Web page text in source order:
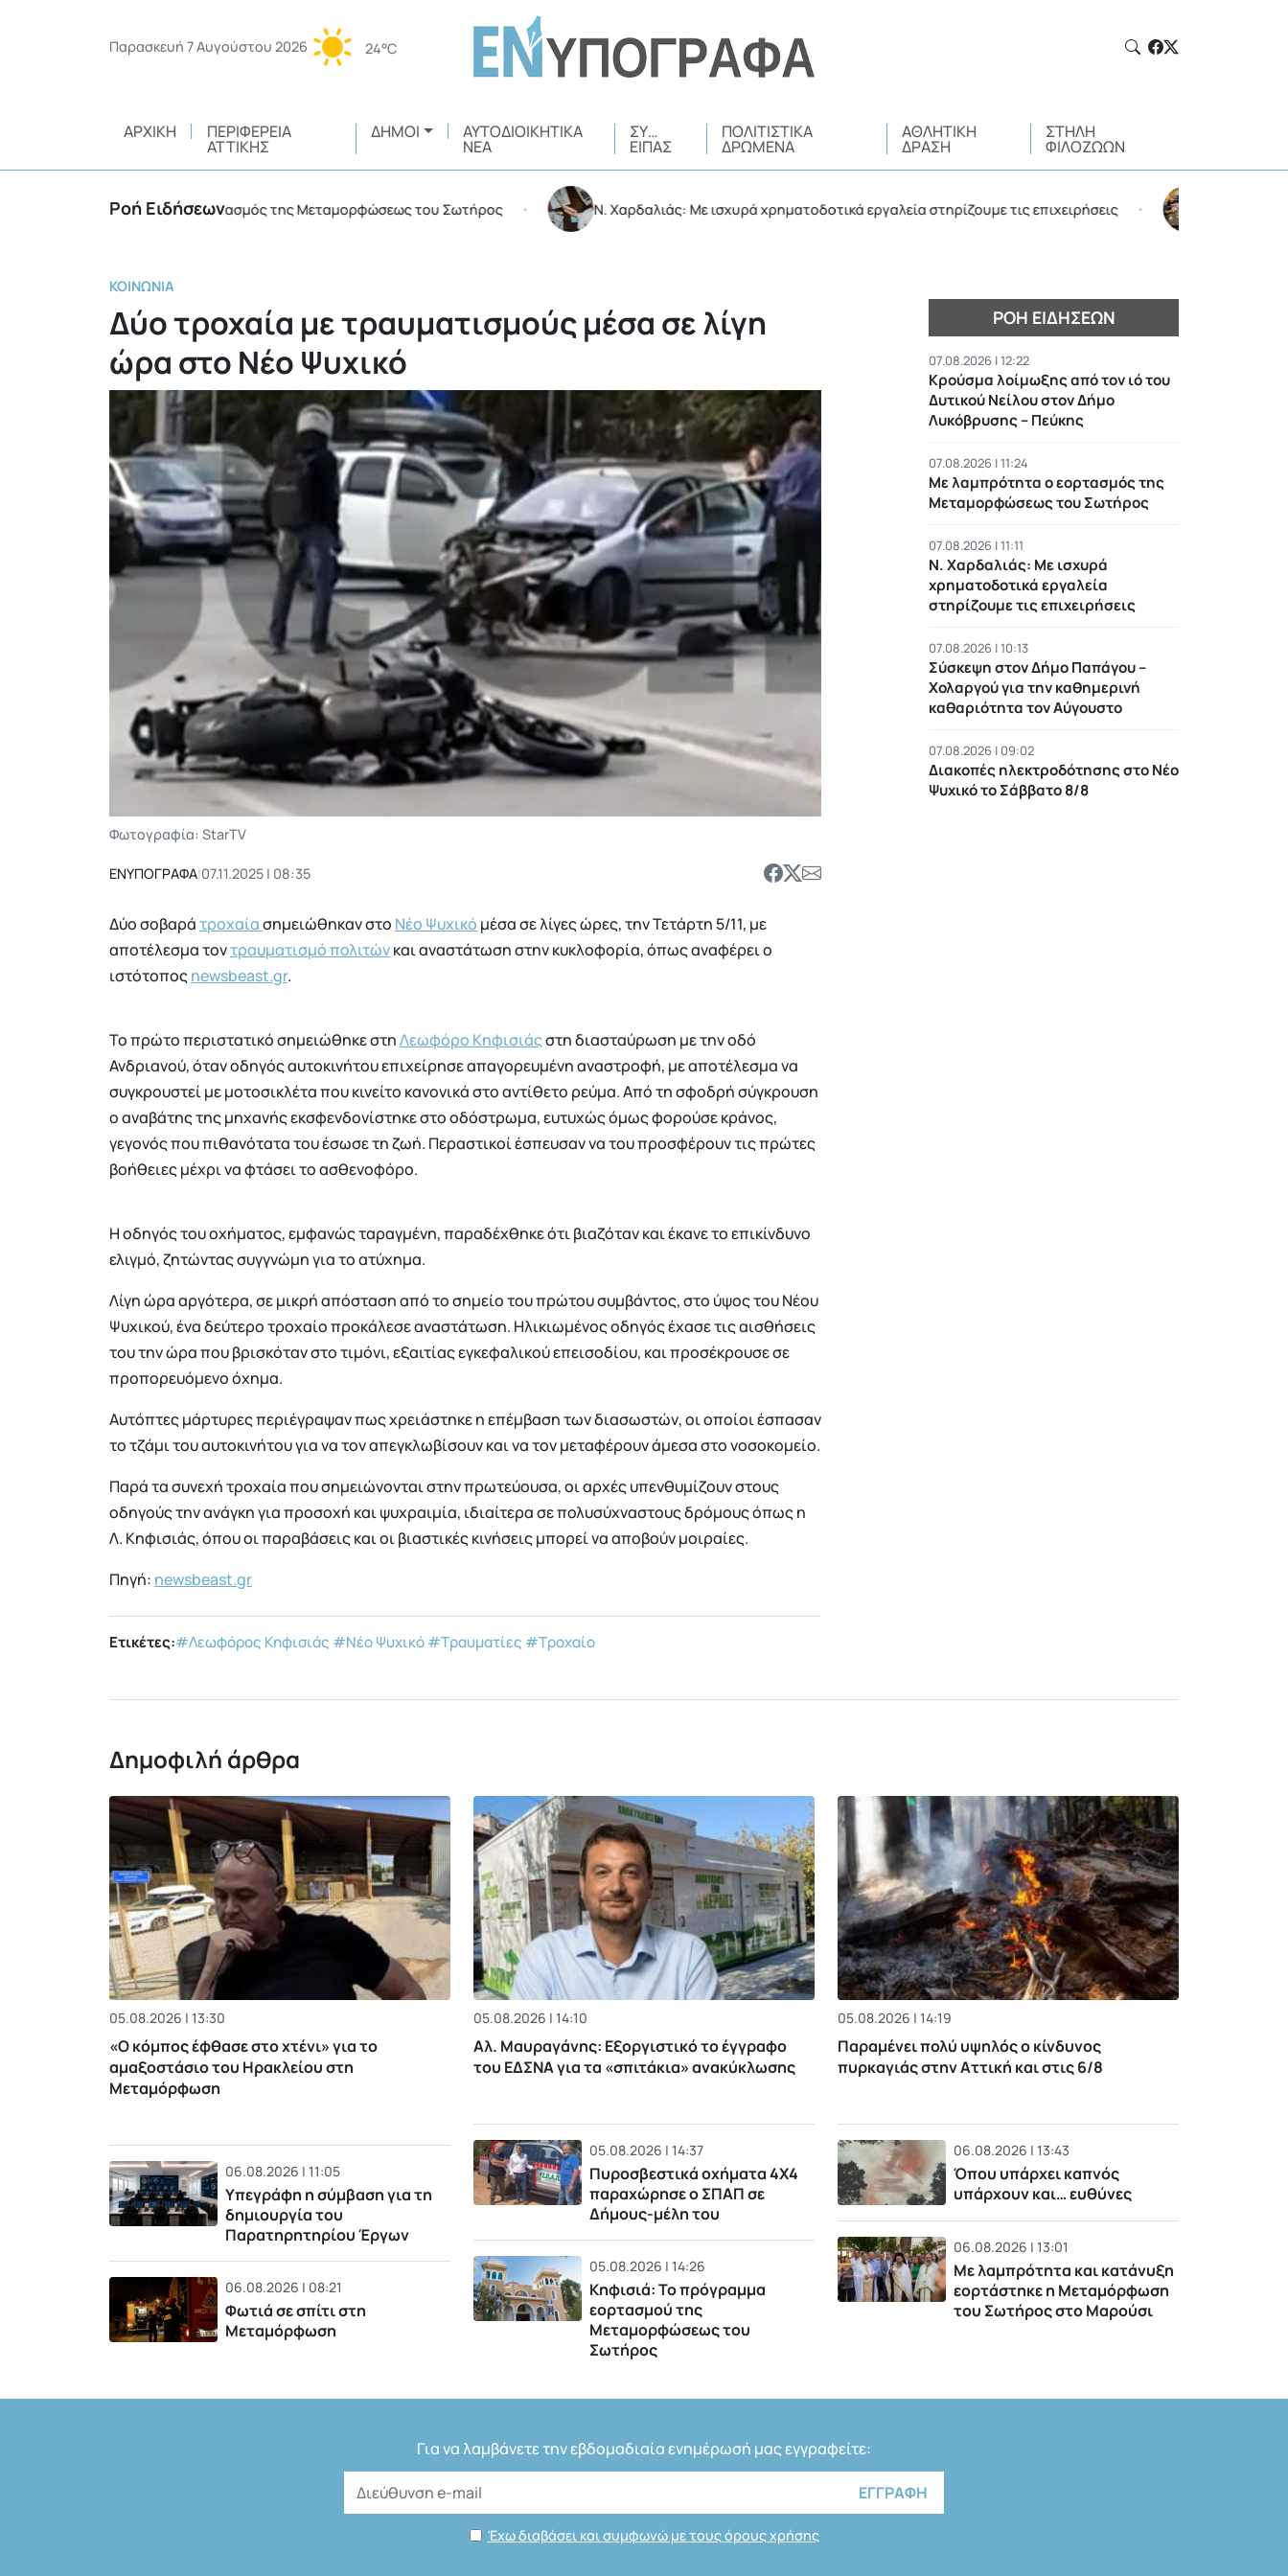
Παρασκευή 7 Αυγούστου 2026 24°C
ΑΡΧΙΚΉ ΠΕΡΙΦΈΡΕΙΑ
ΑΤΤΙΚΉΣ
ΔΉΜΟΙ ΑΥΤΟΔΙΟΙΚΗΤΙΚΆ
ΝΈΑ
ΣΥ…
ΕΊΠΑΣ
ΠΟΛΙΤΙΣΤΙΚΆ
ΔΡΏΜΕΝΑ
ΑΘΛΗΤΙΚΉ
ΔΡΆΣΗ
ΣΤΉΛΗ
ΦΙΛΌΖΩΩΝ
Ροή Ειδήσεων
Με λαμπρότητα ο εορτασμός της Μεταμορφώσεως του Σωτήρος • Ν. Χαρδαλιάς: Με ισχυρά χρηματοδοτικά εργαλεία στηρίζουμε τις επιχειρήσεις • Σύσκεψη στον
ΚΟΙΝΩΝΊΑ
Δύο τροχαία με τραυματισμούς μέσα σε λίγη
ώρα στο Νέο Ψυχικό
Φωτογραφία: StarTV
ΕΝΥΠΟΓΡΑΦΑ|07.11.2025 | 08:35
Δύο σοβαράτροχαίασημειώθηκαν στο Νέο Ψυχικό μέσα σε λίγες ώρες, την Τετάρτη 5/11, με
αποτέλεσμα τοντραυματισμό πολιτώνκαι αναστάτωση στην κυκλοφορία, όπως αναφέρει ο
ιστότοποςnewsbeast.gr.
Το πρώτο περιστατικό σημειώθηκε στηΛεωφόρο Κηφισιάςστη διασταύρωση με την οδό
Ανδριανού, όταν οδηγός αυτοκινήτου επιχείρησε απαγορευμένη αναστροφή, με αποτέλεσμα να
συγκρουστεί με μοτοσικλέτα που κινείτο κανονικά στο αντίθετο ρεύμα. Από τη σφοδρή σύγκρουση
ο αναβάτης της μηχανής εκσφενδονίστηκε στο οδόστρωμα, ευτυχώς όμως φορούσε κράνος,
γεγονός που πιθανότατα του έσωσε τη ζωή. Περαστικοί έσπευσαν να του προσφέρουν τις πρώτες
βοήθειες μέχρι να φτάσει το ασθενοφόρο.
Η οδηγός του οχήματος, εμφανώς ταραγμένη, παραδέχθηκε ότι βιαζόταν και έκανε το επικίνδυνο
ελιγμό, ζητώντας συγγνώμη για το ατύχημα.
Λίγη ώρα αργότερα, σε μικρή απόσταση από το σημείο του πρώτου συμβάντος, στο ύψος του Νέου
Ψυχικού, ένα δεύτερο τροχαίο προκάλεσε αναστάτωση. Ηλικιωμένος οδηγός έχασε τις αισθήσεις
του την ώρα που βρισκόταν στο τιμόνι, εξαιτίας εγκεφαλικού επεισοδίου, και προσέκρουσε σε
προπορευόμενο όχημα.
Αυτόπτες μάρτυρες περιέγραψαν πως χρειάστηκε η επέμβαση των διασωστών, οι οποίοι έσπασαν
το τζάμι του αυτοκινήτου για να τον απεγκλωβίσουν και να τον μεταφέρουν άμεσα στο νοσοκομείο.
Παρά τα συνεχή τροχαία που σημειώνονται στην πρωτεύουσα, οι αρχές υπενθυμίζουν στους
οδηγούς την ανάγκη για προσοχή και ψυχραιμία, ιδιαίτερα σε πολυσύχναστους δρόμους όπως η
Λ. Κηφισιάς, όπου οι παραβάσεις και οι βιαστικές κινήσεις μπορεί να αποβούν μοιραίες.
Πηγή: newsbeast.gr
Ετικέτες:#Λεωφόρος Κηφισιάς #Νέο Ψυχικό#Τραυματίες #Τροχαίο
ΡΟΉ ΕΙΔΉΣΕΩΝ
07.08.2026 | 12:22
Κρούσμα λοίμωξης από τον ιό του
Δυτικού Νείλου στον Δήμο
Λυκόβρυσης – Πεύκης
07.08.2026 | 11:24
Με λαμπρότητα ο εορτασμός της
Μεταμορφώσεως του Σωτήρος
07.08.2026 | 11:11
Ν. Χαρδαλιάς: Με ισχυρά
χρηματοδοτικά εργαλεία
στηρίζουμε τις επιχειρήσεις
07.08.2026 | 10:13
Σύσκεψη στον Δήμο Παπάγου –
Χολαργού για την καθημερινή
καθαριότητα τον Αύγουστο
07.08.2026 | 09:02
Διακοπές ηλεκτροδότησης στο Νέο
Ψυχικό το Σάββατο 8/8
Δημοφιλή άρθρα
05.08.2026 | 13:30
«Ο κόμπος έφθασε στο χτένι» για το
αμαξοστάσιο του Ηρακλείου στη
Μεταμόρφωση
06.08.2026 | 11:05
Υπεγράφη η σύμβαση για τη
δημιουργία του
Παρατηρητηρίου Έργων
06.08.2026 | 08:21
Φωτιά σε σπίτι στη
Μεταμόρφωση
05.08.2026 | 14:10
Αλ. Μαυραγάνης: Εξοργιστικό το έγγραφο
του ΕΔΣΝΑ για τα «σπιτάκια» ανακύκλωσης
05.08.2026 | 14:37
Πυροσβεστικά οχήματα 4Χ4
παραχώρησε ο ΣΠΑΠ σε
Δήμους-μέλη του
05.08.2026 | 14:26
Κηφισιά: Το πρόγραμμα
εορτασμού της
Μεταμορφώσεως του
Σωτήρος
05.08.2026 | 14:19
Παραμένει πολύ υψηλός ο κίνδυνος
πυρκαγιάς στην Αττική και στις 6/8
06.08.2026 | 13:43
Όπου υπάρχει καπνός
υπάρχουν και… ευθύνες
06.08.2026 | 13:01
Με λαμπρότητα και κατάνυξη
εορτάστηκε η Μεταμόρφωση
του Σωτήρος στο Μαρούσι
Για να λαμβάνετε την εβδομαδιαία ενημέρωσή μας εγγραφείτε:
Έχω διαβάσει και συμφωνώ με τους όρους χρήσης